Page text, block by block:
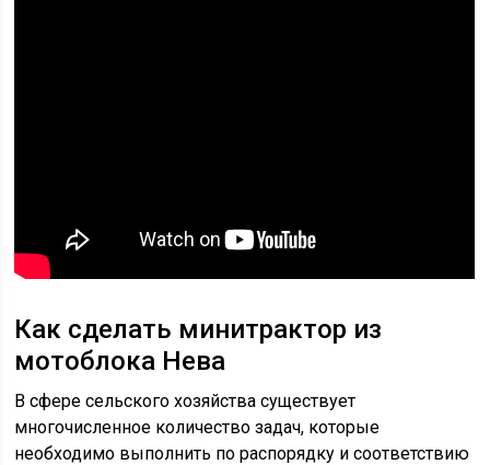
Как сделать минитрактор из
мотоблока Нева
В сфере сельского хозяйства существует
многочисленное количество задач, которые
необходимо выполнить по распорядку и соответствию